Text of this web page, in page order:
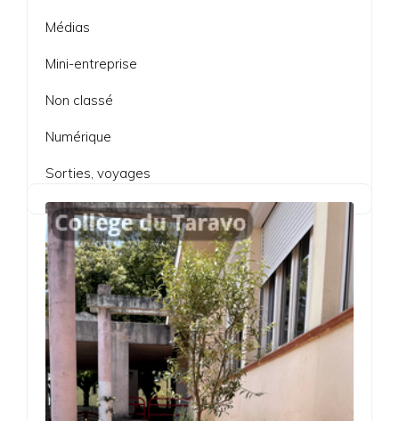
Médias
Mini-entreprise
Non classé
Numérique
Sorties, voyages